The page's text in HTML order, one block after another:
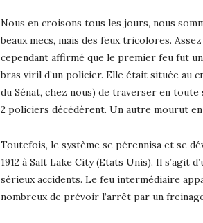
Nous en croisons tous les jours, nous
beaux mecs, mais des feux tricolores.
cependant affirmé que le premier feu fut
bras viril d’un policier. Elle était située au
du Sénat, chez nous) de traverser en
2 policiers décédèrent. Un autre mourut
Toutefois, le système se pérennisa et se
1912 à Salt Lake City (Etats Unis). Il s’agit
sérieux accidents. Le feu intermédiaire
nombreux de prévoir l’arrêt par un